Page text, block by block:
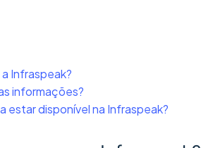
Infraspeak?
informações?
estar disponível na Infraspeak?